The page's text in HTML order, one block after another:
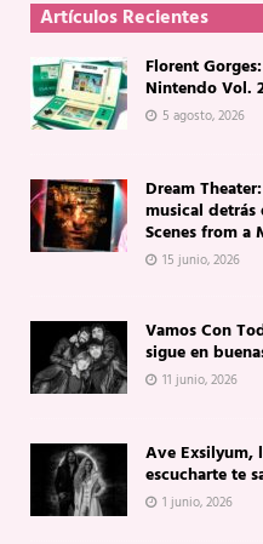
Artículos Recientes
Florent
Nintendo Vol.
5 agosto, 2026
Dream
musical
Scenes from a
15 junio, 2026
Vamos Con
sigue en
11 junio, 2026
Ave Exsilyum,
escucharte te
1 junio, 2026